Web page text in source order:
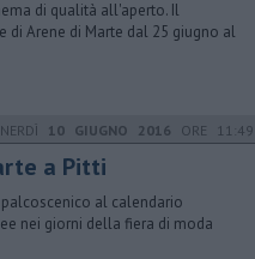
di qualità all'aperto. Il
di Arene di Marte dal 25 giugno al
10 GIUGNO 2016 ORE 11:49
a Pitti
al calendario
nei giorni della fiera di moda